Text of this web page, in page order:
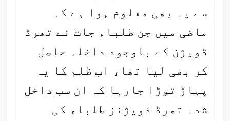
سے یہ بھی معلوم ہوا ہے کہ
ماضی میں جن طلباء جات نے تھرڈ
ڈویژن کے باوجود داخلہ حاصل
کر بھی لیا تھا، اب ظلم کا یہ
پہاڑ توڑا جارہا کہ ان سب داخل
شدہ تھرڈ ڈویژنز طلباء کی